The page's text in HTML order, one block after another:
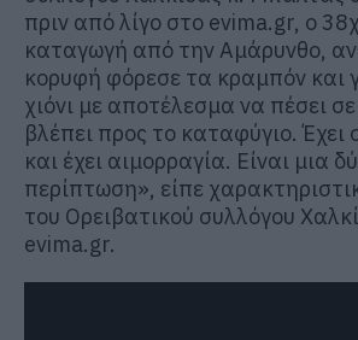
πριν από λίγο στο evima.gr, ο
καταγωγή από την Αμάρυνθο,
κορυφή φόρεσε τα κραμπόν και
χιόνι με αποτέλεσμα να πέσει
βλέπει προς το καταφύγιο. Έχει
και έχει αιμορραγία. Είναι μια
περίπτωση», είπε
του Ορειβατικού συλλόγου
evima.gr.